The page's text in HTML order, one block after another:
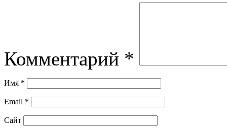
Комментарий *
Имя *
Email *
Сайт